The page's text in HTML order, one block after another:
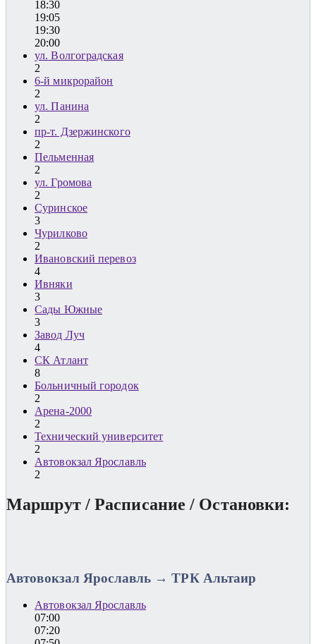
18:30
19:05
19:30
20:00
ул. Волгоградская
2
6-й микрорайон
2
ул. Панина
2
пр-т. Дзержинского
2
Пельменная
2
ул. Громова
2
Суринское
3
Чурилково
2
Ивановский перевоз
4
Ивняки
3
Сады Южные
3
Завод Луч
4
СК Атлант
8
Больничный городок
2
Арена-2000
2
Технический университет
2
Автовокзал Ярославль
2
Маршрут / Расписание / Остановки:
Автовокзал Ярославль → ТРК Альтаир
Автовокзал Ярославль
07:00
07:20